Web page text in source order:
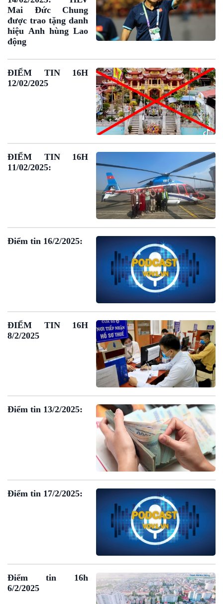
Podcast
Góc nhìn VOV1
Bình luận
10 phút Sự kiện - Luận bàn
Câu chuyện thời sự
Dòng chảy sự kiện
Đối thoại
Diễn đàn chủ nhật
Chuyện đêm
Mai Đức Chung
được trao tặng danh
hiệu Anh hùng Lao
động
ĐIỂM TIN 16H
12/02/2025
ĐIỂM TIN 16H
11/02/2025:
Điểm tin 16/2/2025:
ĐIỂM TIN 16H
8/2/2025
Điểm tin 13/2/2025:
Điểm tin 17/2/2025:
Điểm tin 16h
6/2/2025